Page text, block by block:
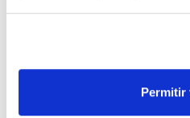
Permitir
Envase: x 2 u.